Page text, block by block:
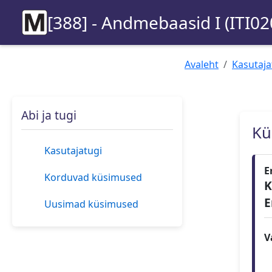
[388] - Andmebaasid I
Avaleht
Abi ja tugi
Kasutajatugi
Korduvad küsimused
Uusimad küsimused